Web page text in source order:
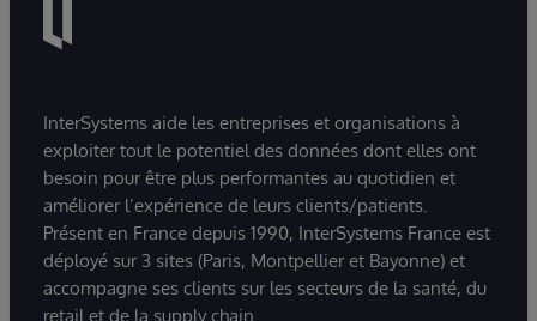
InterSystems aide les entreprises et organisations à
exploiter tout le potentiel des données dont elles ont
besoin pour être plus performantes au quotidien et
améliorer l’expérience de leurs clients/patients.
Présent en France depuis 1990, InterSystems France est
déployé sur 3 sites (Paris, Montpellier et Bayonne) et
accompagne ses clients sur les secteurs de la santé, du
retail et de la supply chain.